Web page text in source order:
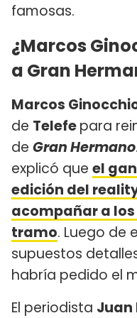
famosas.
¿Marcos
a Gran
Marcos
de Telefepara
de Gran Hermano
explicó que el
edición del
acompañar a
tramo. Luego de
supuestos
habría pedido el
El periodista Juan